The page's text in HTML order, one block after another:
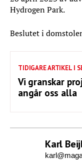
Hydrogen Park.
Beslutet i
TIDIGARE ARTIKEL I
Vi granskar
angår oss alla
Karl